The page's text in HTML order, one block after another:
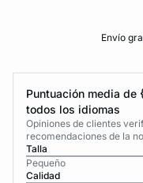
Envío
Puntuación media de
todos los idiomas
Opiniones de clientes
recomendaciones de la
Talla
Pequeño
Calidad